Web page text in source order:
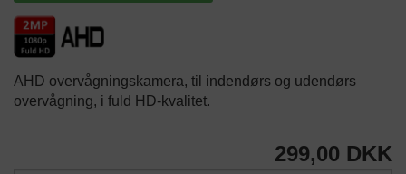
AHD overvågningskamera, til indendørs og udendørs
overvågning, i fuld HD-kvalitet.
299,00 DKK